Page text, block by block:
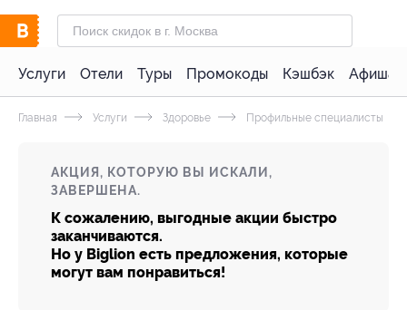
Услуги Отели Туры Промокоды Кэшбэк Афиша
Главная Услуги Здоровье Профильные специалисты
АКЦИЯ, КОТОРУЮ ВЫ ИСКАЛИ,
ЗАВЕРШЕНА.
К сожалению, выгодные акции быстро
заканчиваются.
Но у Biglion есть предложения, которые
могут вам понравиться!